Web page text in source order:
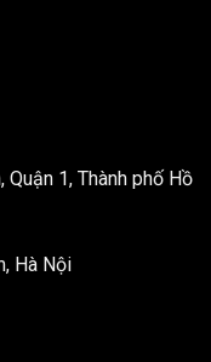
Quận 1, Thành phố Hồ
Hà Nội